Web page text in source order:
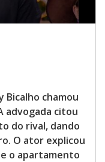
Bicalho chamou
advogada citou
do rival, dando
O ator explicou
o apartamento